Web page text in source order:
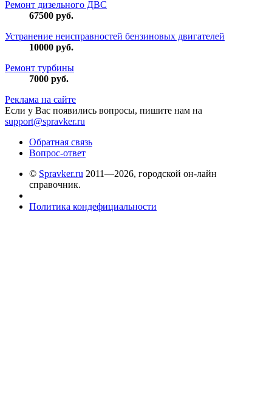
Ремонт дизельного ДВС
67500 руб.
Устранение неисправностей бензиновых двигателей
10000 руб.
Ремонт турбины
7000 руб.
Реклама на сайте
Если у Вас появились вопросы, пишите нам на
support@spravker.ru
Обратная связь
Вопрос-ответ
© Spravker.ru 2011—2026, городской он-лайн
справочник.
Политика кондефициальности